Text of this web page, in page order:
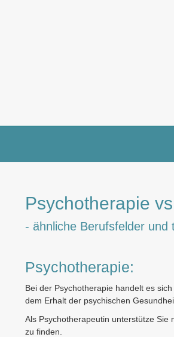
Psychotherapie
- ähnliche Berufsfelder und
Psychotherapie:
Bei der Psychotherapie handelt es
dem Erhalt der psychischen
Als Psychotherapeutin unterstütze
zu finden.